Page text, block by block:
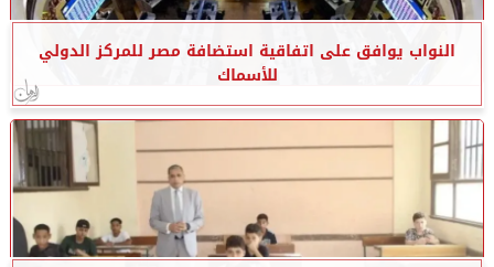
النواب يوافق على اتفاقية استضافة مصر للمركز الدولي
للأسماك